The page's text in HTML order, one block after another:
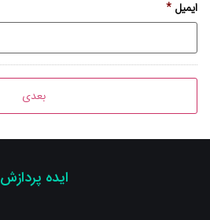
ایمیل *
ایده پردازش